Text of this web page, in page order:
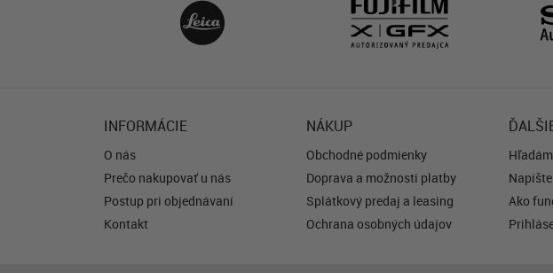
INFORMÁCIE
O nás
Prečo nakupovať u nás
Postup pri objednávaní
Kontakt
NÁKUP
Obchodné podmienky
Doprava a možnosti platby
Splátkový predaj a leasing
Ochrana osobných údajov
Ako